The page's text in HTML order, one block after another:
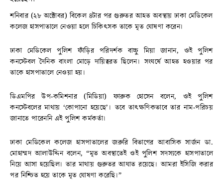
শনিবার (২৮ অক্টোবর) বিকেল ৪টার পর গুরুতর আহত অবস্থায় ঢাকা মেডিকেল
কলেজ হাসপাতালে নেওয়া হলে চিকিৎসক তাকে মৃত ঘোষণা করেন।
ঢাকা মেডিকেল পুলিশ ফাঁড়ির পরিদর্শক বাচ্চু মিয়া জানান, ওই পুলিশ
কনস্টেবল দৈনিক বাংলা মোড়ে দায়িত্বরত ছিলেন। সংঘর্ষে আহত হওয়ার পর
তাকে হাসপাতালে নেওয়া হয়।
ডিএমপির উপ-কমিশনার (মিডিয়া) ফারুক হোসেন বলেন, ওই পুলিশ
কনস্টেবলের মাথায় ‘কোপানো হয়েছে’। তবে তাৎক্ষণিকভাবে তার নাম-পরিচয়
জানাতে পারেননি এই পুলিশ কর্মকর্তা।
ঢাকা মেডিকেল কলেজ হাসপাতালের জরুরি বিভাগের আবাসিক সার্জন ডা.
মোহাম্মদ আলাউদ্দিন বলেন, “মৃত অবস্থাতেই ওই পুলিশ সদস্যকে হাসপাতালে
নিয়ে আসা হয়েছিল। তার মাথায় গুরুতর আঘাত রয়েছে। আমরা ইসিজি করার
পর নিশ্চিত হয়ে তাকে মৃত ঘোষণা করেছি।”